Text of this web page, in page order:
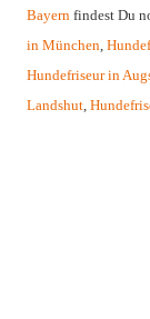
Bayern findest Du
in München
Hundefriseur in
Landshut